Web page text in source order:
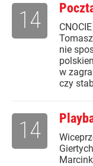
nie
w
czy
14
14